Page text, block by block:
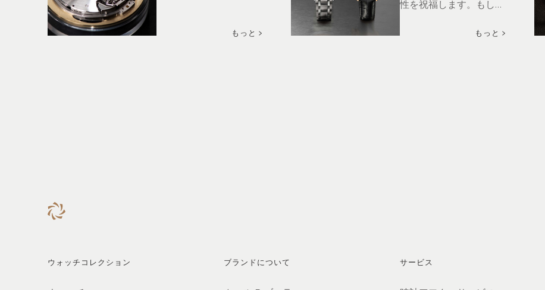
もっと
性を祝福します。もしか
写す鏡なのかもしれませ
もっと
ウォッチコレクション ブランドについて サービス